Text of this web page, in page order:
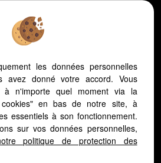
Laye?
les données personnelles
avez donné votre accord. Vous
à n'importe quel moment via la
en bas de notre site, à
essentiels à son fonctionnement.
sur vos données personnelles,
politique de protection des